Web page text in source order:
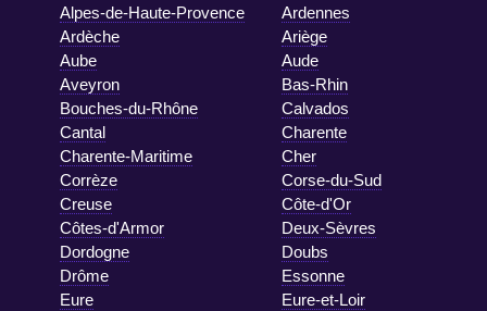
Alpes-de-Haute-Provence
Ardennes
Ardèche
Ariège
Aube
Aude
Aveyron
Bas-Rhin
Bouches-du-Rhône
Calvados
Cantal
Charente
Charente-Maritime
Cher
Corrèze
Corse-du-Sud
Creuse
Côte-d'Or
Côtes-d'Armor
Deux-Sèvres
Dordogne
Doubs
Drôme
Essonne
Eure
Eure-et-Loir